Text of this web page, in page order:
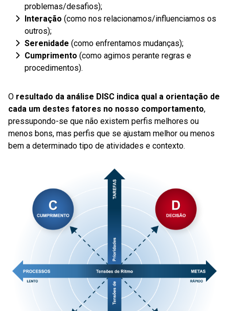
problemas/desafios);
Interação (como nos relacionamos/influenciamos os
outros);
Serenidade (como enfrentamos mudanças);
Cumprimento (como agimos perante regras e
procedimentos).
O resultado da análise DISC indica qual a orientação de
cada um destes fatores no nosso comportamento,
pressupondo-se que não existem perfis melhores ou
menos bons, mas perfis que se ajustam melhor ou menos
bem a determinado tipo de atividades e contexto.